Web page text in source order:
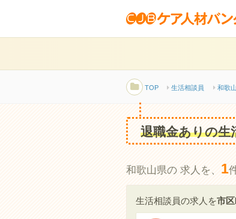
TOP 生活相談員 和歌
退職金ありの生
和歌山県の 求人を、 1
生活相談員の求人を市